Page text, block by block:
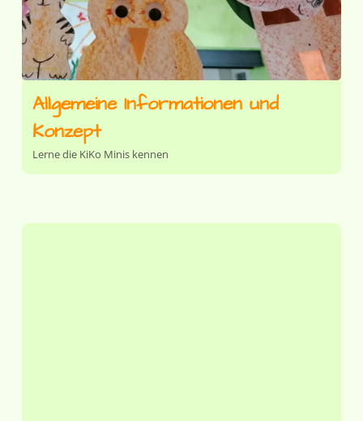
Allgemeine Informationen und
Konzept
Lerne die KiKo Minis kennen